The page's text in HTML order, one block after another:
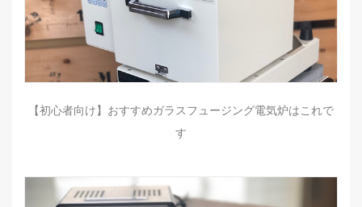
【初心者向け】おすすめガラスフュージング電気炉はこれで
す